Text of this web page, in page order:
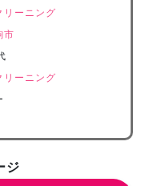
リーニング
市
リーニング
ジ